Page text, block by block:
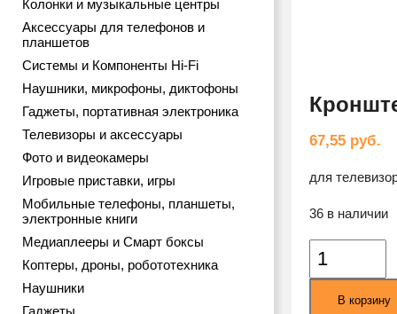
Колонки и музыкальные центры
Аксессуары для телефонов и
планшетов
Системы и Компоненты Hi-Fi
Наушники, микрофоны, диктофоны
Гаджеты, портативная электроника
Телевизоры и аксессуары
Фото и видеокамеры
Игровые приставки, игры
Мобильные телефоны, планшеты,
электронные книги
Медиаплееры и Смарт боксы
Коптеры, дроны, робототехника
Наушники
Гаджеты
67,55 руб.
для
36 в наличии
Количество
товара
В корзину